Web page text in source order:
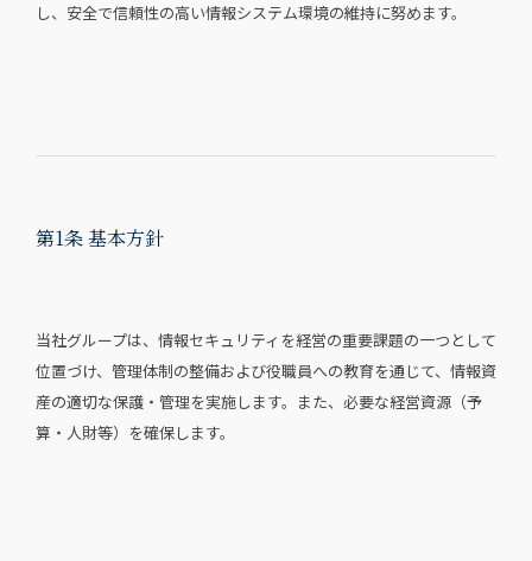
し、安全で信頼性の高い情報システム環境の維持に努めます。
第1条 基本方針
当社グループは、情報セキュリティを経営の重要課題の一つとして
位置づけ、管理体制の整備および役職員への教育を通じて、情報資
産の適切な保護・管理を実施します。また、必要な経営資源（予
算・人財等）を確保します。